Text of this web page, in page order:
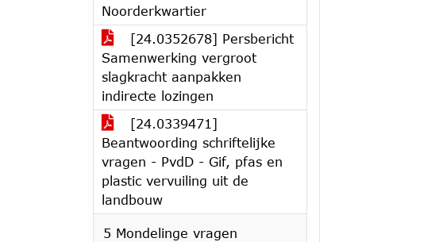
Noorderkwartier
[24.0352678] Persbericht
Samenwerking vergroot
slagkracht aanpakken
indirecte lozingen
[24.0339471]
Beantwoording schriftelijke
vragen - PvdD - Gif, pfas en
plastic vervuiling uit de
landbouw
5 Mondelinge vragen